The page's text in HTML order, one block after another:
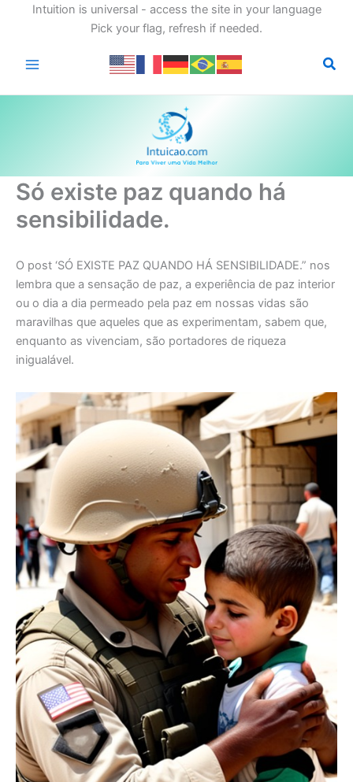
Intuition is universal - access the site in your language
Pick your flag, refresh if needed.
Só existe paz quando há
sensibilidade.
O post ‘SÓ EXISTE PAZ QUANDO HÁ SENSIBILIDADE.” nos
lembra que a sensação de paz, a experiência de paz interior
ou o dia a dia permeado pela paz em nossas vidas são
maravilhas que aqueles que as experimentam, sabem que,
enquanto as vivenciam, são portadores de riqueza
inigualável.